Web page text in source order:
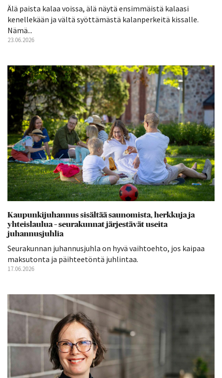
Älä paista kalaa voissa, älä näytä ensimmäistä kalaasi
kenellekään ja vältä syöttämästä kalanperkeitä kissalle.
Nämä...
23.06.2026
Kaupunkijuhannus sisältää saunomista, herkkuja ja
yhteislaulua – seurakunnat järjestävät useita
juhannusjuhlia
Seurakunnan juhannusjuhla on hyvä vaihtoehto, jos kaipaa
maksutonta ja päihteetöntä juhlintaa.
17.06.2026